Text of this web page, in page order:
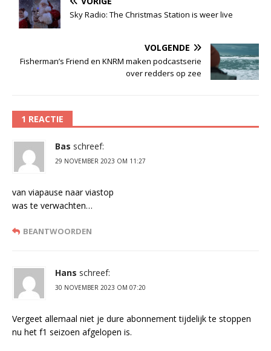
Sky Radio: The Christmas Station is weer live
VOLGENDE
Fisherman’s Friend en KNRM maken podcastserie
over redders op zee
1 REACTIE
Bas schreef:
29 NOVEMBER 2023 OM 11:27
van viapause naar viastop
was te verwachten…
BEANTWOORDEN
Hans schreef:
30 NOVEMBER 2023 OM 07:20
Vergeet allemaal niet je dure abonnement tijdelijk te stoppen
nu het f1 seizoen afgelopen is.